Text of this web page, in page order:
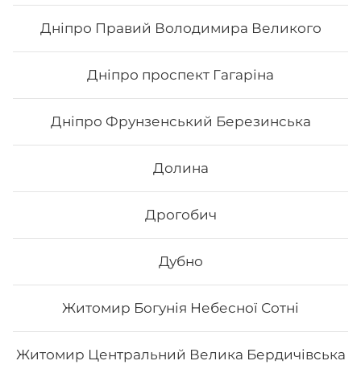
Дніпро Правий Володимира Великого
Дніпро проспект Гагаріна
Дніпро Фрунзенський Березинська
Долина
Дрогобич
Дубно
Житомир Богунія Небесної Сотні
Житомир Центральний Велика Бердичівська
56
доставки суші додому від Osama sushi в Покрові.
Популярність та актуальність японської кухні
обумовлена корисними та смаковими якостями страв,
їх різноманітністю та екзотичністю. Авторські суші
полюбляють практично всі люди, незалежно від віку,
статі та положення в суспільстві.
Онлайн замовлення суші від Osama sushi має
1. Це смачно. Для виготовлення ролів
використовуються рис та риба. Додавання інших
інгредієнтів та правильне приготування робить страву
2. Це корисно. В склад морських продуктів входить
3. Це ситно. Смачні суші, навіть в невеликій кількості,